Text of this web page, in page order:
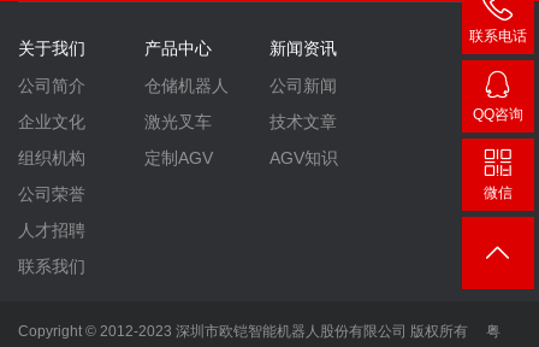
关于我们
公司简介
企业文化
组织机构
公司荣誉
人才招聘
联系我们
产品中心
仓储机器人
激光叉车
定制AGV
新闻资讯
公司新闻
技术文章
AGV知识
Copyright © 2012-2023 深圳市欧铠智能机器人股份有限公司 版权所有 粤
联系电话
400-
007-
3860
QQ咨询
微信